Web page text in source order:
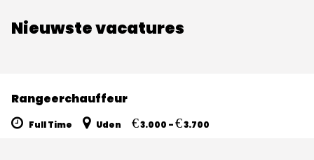
Nieuwste vacatures
Rangeerchauffeur
Full Time Uden €3.000 -€3.700